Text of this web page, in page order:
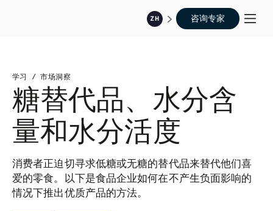
ZH 咨询专家
学习 / 市场洞察
糖替代品、水分含
量和水分活度
消费者正迫切寻求低糖或无糖的替代品来替代他们喜
爱的零食。以下是食品企业如何在不产生负面影响的
情况下推出优质产品的方法。